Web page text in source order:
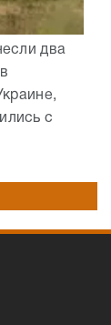
два
с